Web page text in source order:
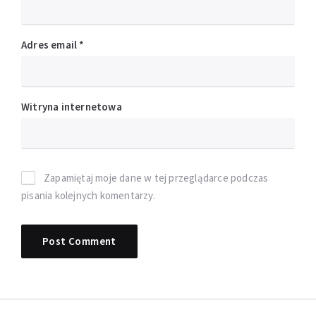
Adres email *
Witryna internetowa
Zapamiętaj moje dane w tej przeglądarce podczas
pisania kolejnych komentarzy.